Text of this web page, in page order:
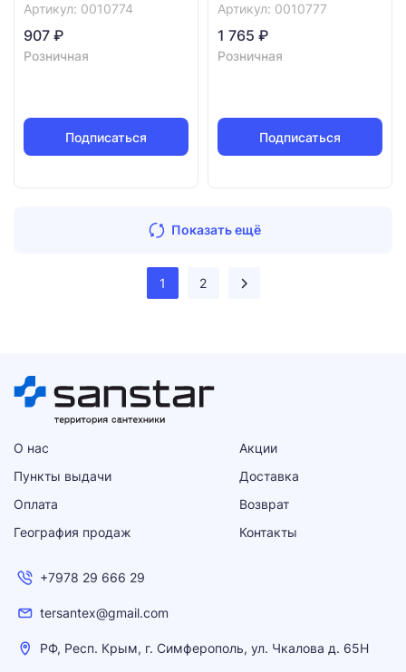
Артикул: 0010774
907 ₽
Розничная
Подписаться
Артикул: 0010777
1 765 ₽
Розничная
Подписаться
Показать ещё
1 2
О нас
Акции
Пункты выдачи
Доставка
Оплата
Возврат
География продаж
Контакты
+7978 29 666 29
tersantex@gmail.com
РФ, Респ. Крым, г. Симферополь, ул. Чкалова д. 65Н